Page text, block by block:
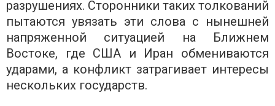
разрушениях. Сторонники таких толкований
пытаются увязать эти слова с нынешней
напряженной ситуацией на Ближнем
Востоке, где США и Иран обмениваются
ударами, а конфликт затрагивает интересы
нескольких государств.